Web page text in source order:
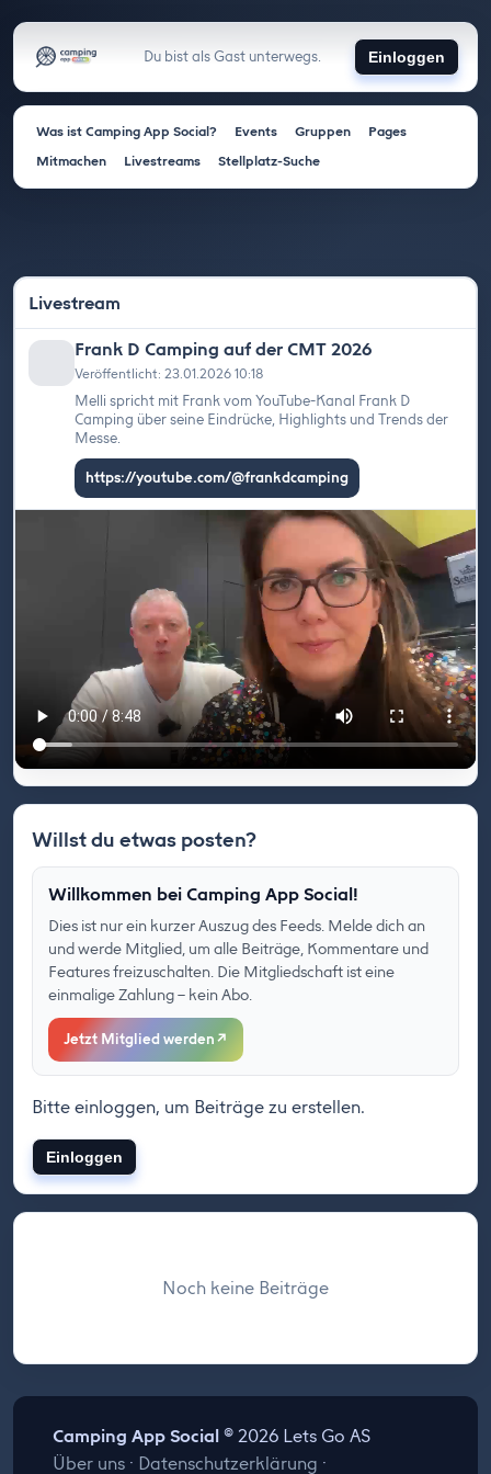
Du bist als Gast unterwegs. Einloggen
Was ist Camping App Social? Events Gruppen
Pages
Mitmachen
Livestreams Stellplatz-Suche
Livestream
Frank D Camping auf der CMT 2026
Veröffentlicht: 23.01.2026 10:18
Melli spricht mit Frank vom YouTube-Kanal Frank D
Camping über seine Eindrücke, Highlights und Trends der
Messe.
https://youtube.com/@frankdcamping
Willst du etwas posten?
Willkommen bei Camping App Social!
Dies ist nur ein kurzer Auszug des Feeds. Melde dich an
und werde Mitglied, um alle Beiträge, Kommentare und
Features freizuschalten. Die Mitgliedschaft ist eine
einmalige Zahlung – kein Abo.
Jetzt Mitglied werden ↗
Bitte einloggen, um Beiträge zu erstellen.
Einloggen
Noch keine Beiträge
Camping App Social © 2026 Lets Go AS
Über uns· Datenschutzerklärung ·